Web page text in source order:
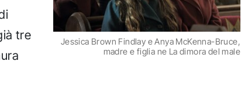
Jessica Brown Findlay e Anya McKenna-Bruce,
madre e figlia ne La dimora del male
tre